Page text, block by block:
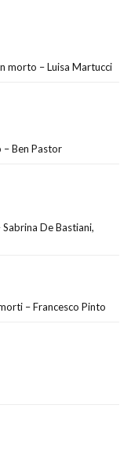
morto – Luisa Martucci
– Ben Pastor
De Bastiani,
– Francesco Pinto